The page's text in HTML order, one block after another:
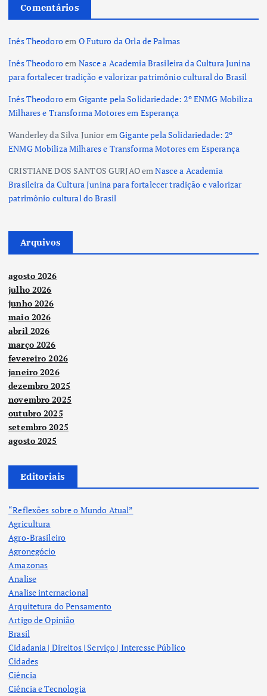
Comentários
Inês Theodoroem O Futuro da Orla de Palmas
Inês Theodoroem Nasce a Academia Brasileira da Cultura Junina
para fortalecer tradição e valorizar patrimônio cultural do Brasil
Inês Theodoroem Gigante pela Solidariedade: 2º ENMG Mobiliza
Milhares e Transforma Motores em Esperança
Wanderley da Silva JunioremGigante pela Solidariedade: 2º
ENMG Mobiliza Milhares e Transforma Motores em Esperança
CRISTIANE DOS SANTOS GURJAOemNasce a Academia
Brasileira da Cultura Junina para fortalecer tradição e valorizar
patrimônio cultural do Brasil
Arquivos
agosto 2026
julho 2026
junho 2026
maio 2026
abril 2026
março 2026
fevereiro 2026
janeiro 2026
dezembro 2025
novembro 2025
outubro 2025
setembro 2025
agosto 2025
Editoriais
“Reflexões sobre o Mundo Atual”
Agricultura
Agro-Brasileiro
Agronegócio
Amazonas
Analise
Analise internacional
Arquitetura do Pensamento
Artigo de Opinião
Brasil
Cidadania | Direitos | Serviço | Interesse Público
Cidades
Ciência
Ciência e Tecnologia